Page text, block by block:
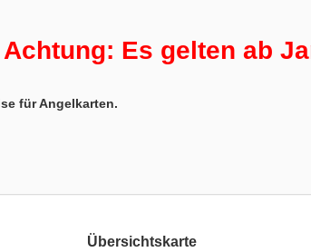
Es gelten ab Januar
für Angelkarten.
Übersichtskarte